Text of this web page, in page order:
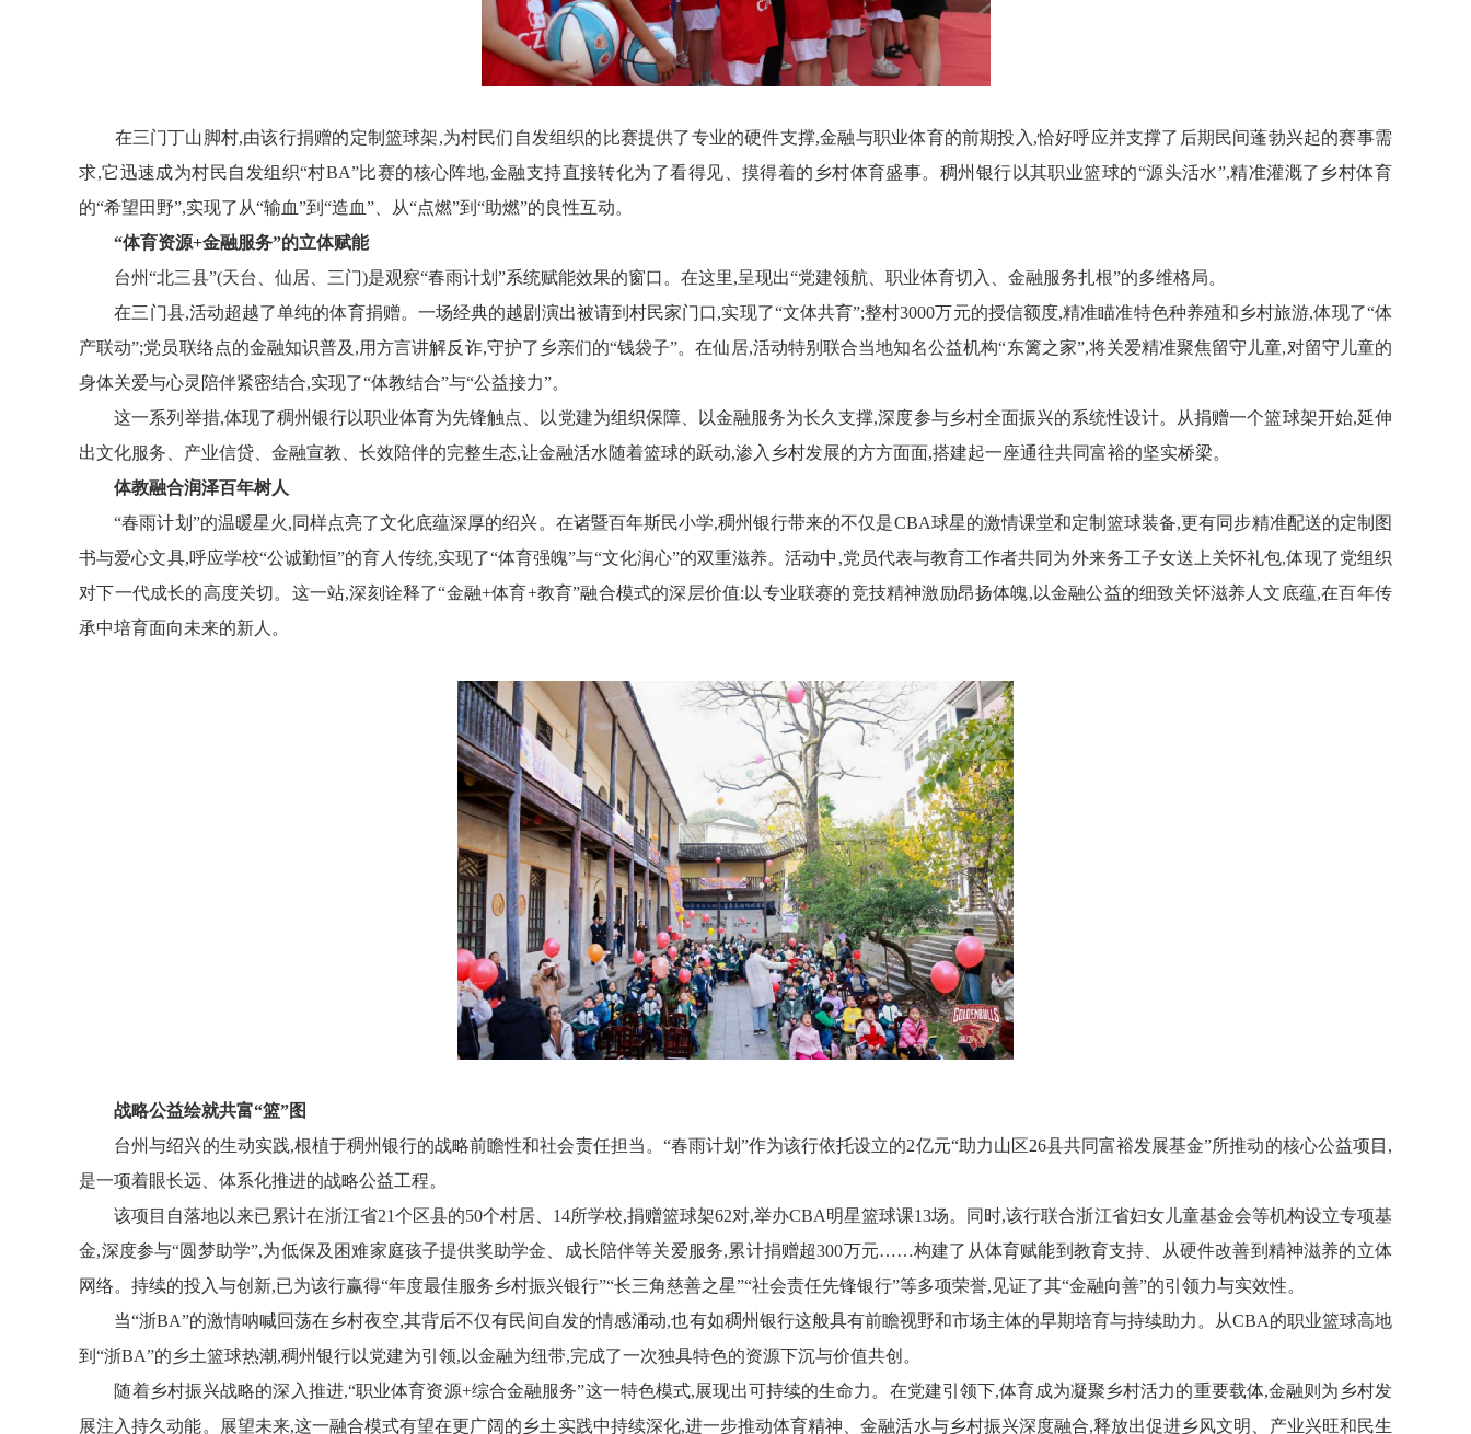
在三门丁山脚村,由该行捐赠的定制 篮球架,为村民们自发组织的比赛提供了专业的硬件支撑,金融与职业体育的前期投入,恰好呼应并支撑了后期民间蓬勃兴起的赛事需
求,它迅速成为村民自发组织“村BA”比赛的核心阵地,金融支持直接转化为了看得见、摸得着的乡村体育盛事。稠州银行以其职业篮球的“源头活水”,精准灌溉了乡村体育
的“希望田野”,实现了从“输血”到“造血”、从“点燃”到“助燃”的良性互动。
“体育资源+金融服务”的立体赋能
台州“北三县”(天台、仙居、三门)是观察“春雨计划”系统赋能效果的窗口。在这里,呈现出“党建领航、职业体育切入、金融服务扎根”的多维格局。
在三门县,活动超越了单纯的体育捐赠。一场经典的越剧演出被请到村民家门口,实现了“文体共育”;整村3000万元的授信额度,精准瞄准特色种养殖和乡村旅游,体现了“体
产联动”;党员联络点的金融知识普及,用方言讲解反诈,守护了乡亲们的“钱袋子”。在仙居,活动特别联合当地知名公益机构“东篱之家”,将关爱精准聚焦留守儿童,对留守儿童的
身体关爱与心灵陪伴紧密结合,实现了“体教结合”与“公益接力”。
这一系列举措,体现了稠州银行以职业体育为先锋触点、以党建为组织保障、以金融服务为长久支撑,深度参与乡村全面振兴的系统性设计。从捐赠一个篮球架开始,延伸
出文化服务、产业信贷、金融宣教、长效陪伴的完整生态,让金融活水随着篮球的跃动,渗入乡村发展的方方面面,搭建起一座通往共同富裕的坚实桥梁。
体教融合润泽百年树人
“春雨计划”的温暖星火,同样点亮了文化底蕴深厚的绍兴。在诸暨百年斯民小学,稠州银行带来的不仅是CBA球星的激情课堂和定制篮球装备,更有同步精准配送的定制图
书与爱心文具,呼应学校“公诚勤恒”的育人传统,实现了“体育强魄”与“文化润心”的双重滋养。活动中,党员代表与教育工作者共同为外来务工子女送上关怀礼包,体现了党组织
对下一代成长的高度关切。这一站,深刻诠释了“金融+体育+教育”融合模式的深层价值:以专业联赛的竞技精神激励昂扬体魄,以金融公益的细致关怀滋养人文底蕴,在百年传
承中培育面向未来的新人。
战略公益绘就共富“篮”图
台州与绍兴的生动实践,根植于稠州银行的战略前瞻性和社会责任担当 。“春雨计划”作为该行依托设立的2亿元“助力山区26县共同富裕发展基金”所推动的核心公益项目,
是一项着眼长远 、体系化推进的战略公益工程。
该项目自落地以来已累计在浙江省21个区县的50个村居、 14所学校,捐赠篮球架62对,举办CBA明星篮球课13场。 同时,该行联合浙江省妇女儿童基金会等机构设立专项基
金,深度参与“圆梦助学”,为低保及 困难家庭孩子提供奖助学金、成长陪伴等关爱服务,累计捐赠超300万元……构建了从体育赋能到教育支持、从硬件改善到精神滋养的立体
网络。持续的投入与创新,已为该行赢得“年度最佳服务乡村振兴银行”“长三角慈善之星”“社会责任先锋银行”等多项荣誉,见证了其“金融向善”的引领力与实效性。
当“浙BA”的激情呐喊回荡在乡村夜空,其背后不仅有民间自发的情感涌动,也有如稠州银行这般具有前瞻视野和市场主体的早期培育与持续助力。从CBA的职业篮球高地
到“浙BA”的乡土篮球热潮,稠州银行以党建为引领,以金融为纽带,完成了一次独具特色的资源下沉与价值共创。
随着乡村振兴战略的深入推进,“职业体育资源+综合金融服务”这一特色模式,展现出可持续的生命力。在党建引领下,体育成为凝聚乡村活力的重要载体,金融则为乡村发
展注入持久动能。展望未来,这一融合模式有望在更广阔的乡土实践中持续深化,进一步推动体育精神、金融活水与乡村振兴深度融合,释放出促进乡风文明、产业兴旺和民生